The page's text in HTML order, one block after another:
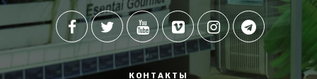
КОНТАКТЫ